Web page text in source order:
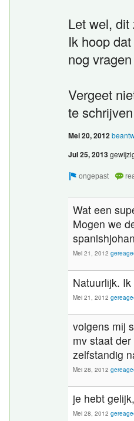
Let wel,
Ik hoop
nog
Vergeet
te
Mei 20, 2012
Jul 25, 2013
Wat een
Mogen we
Mei 21, 2012
Natuurlijk.
Mei 21, 2012
volgens mij
mv staat
zelfstandig
Mei 28, 2012
je hebt
Mei 28, 2012